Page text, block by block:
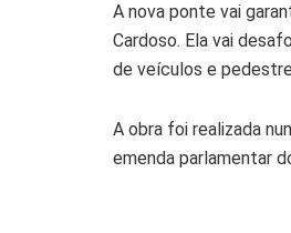
A nova ponte vai
Cardoso. Ela vai
de veículos e
A obra foi realizada
emenda parlamentar